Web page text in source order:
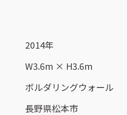
2014年
W3.6m × H3.6m
ボルダリングウォール
長野県松本市